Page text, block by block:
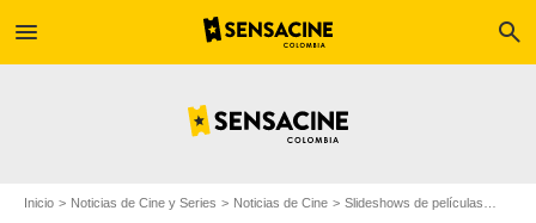
menu search
Inicio Noticias de Cine y Series Noticias de Cine Slideshows de películas